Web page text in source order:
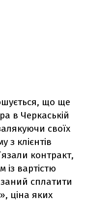
що ще
в Черкаській
своїх
з клієнтів
контракт,
із вартістю
сплатити
ціна яких